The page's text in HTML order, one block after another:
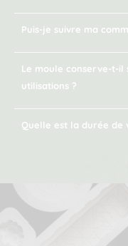
Puis-je suivre ma
Le moule conserve-t-il
utilisations ?
Quelle est la durée de